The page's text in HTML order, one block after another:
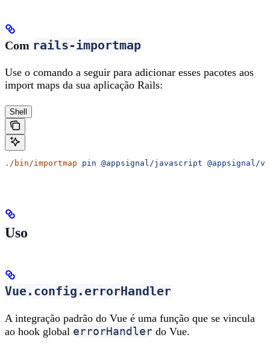
Com rails-importmap
Use o comando a seguir para adicionar esses pacotes aos
import maps da sua aplicação Rails:
Shell
./bin/importmap pin @appsignal/javascript @appsignal/
Uso
Vue.config.errorHandler
A integração padrão do Vue é uma função que se vincula
ao hook global errorHandler do Vue.